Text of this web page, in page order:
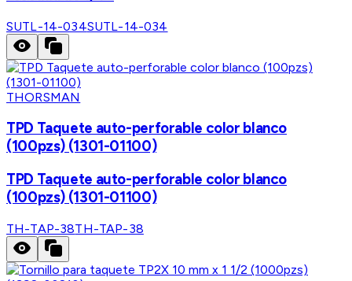
SUTL-14-034SUTL-14-034
THORSMAN
TPD Taquete auto-perforable color blanco
(100pzs) (1301-01100)
TPD Taquete auto-perforable color blanco
(100pzs) (1301-01100)
TH-TAP-38TH-TAP-38